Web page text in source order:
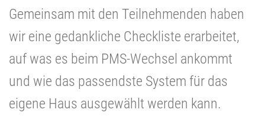
Gemeinsam mit den Teilnehmenden haben
wir eine gedankliche Checkliste erarbeitet,
auf was es beim PMS-Wechsel ankommt
und wie das passendste System für das
eigene Haus ausgewählt werden kann.